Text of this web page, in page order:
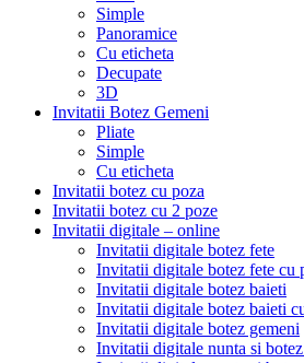
Simple
Panoramice
Cu eticheta
Decupate
3D
Invitatii Botez Gemeni
Pliate
Simple
Cu eticheta
Invitatii botez cu poza
Invitatii botez cu 2 poze
Invitatii digitale – online
Invitatii digitale botez fete
Invitatii digitale botez fete cu
Invitatii digitale botez baieti
Invitatii digitale botez baieti
Invitatii digitale botez gemeni
Invitatii digitale nunta si